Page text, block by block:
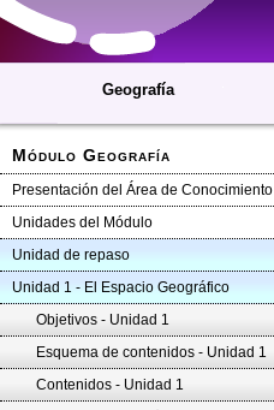
Geografía
Módulo Geografía
Presentación del Área de Conocimiento
Unidades del Módulo
Unidad de repaso
Unidad 1 - El Espacio Geográfico
Objetivos - Unidad 1
Esquema de contenidos - Unidad 1
Contenidos - Unidad 1